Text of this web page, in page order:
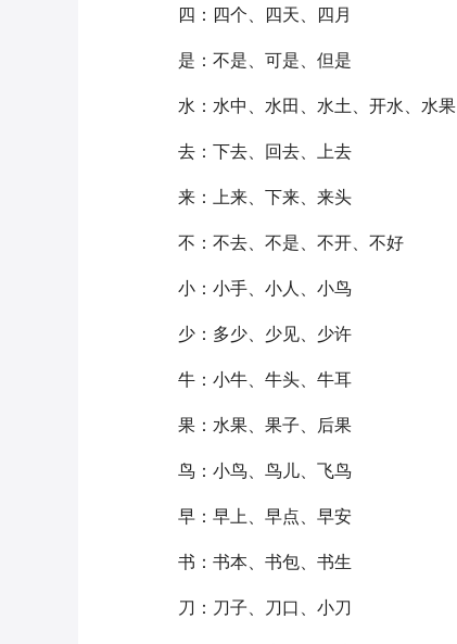
四：四个、四天、四月
是：不是、可是、但是
水：水中、水田、水土、开水、水果
去：下去、回去、上去
来：上来、下来、来头
不：不去、不是、不开、不好
小：小手、小人、小鸟
少：多少、少见、少许
牛：小牛、牛头、牛耳
果：水果、果子、后果
鸟：小鸟、鸟儿、飞鸟
早：早上、早点、早安
书：书本、书包、书生
刀：刀子、刀口、小刀